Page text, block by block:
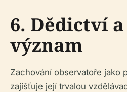
6. Dědictví
význam
Zachování observatoře jako
zajišťuje její trvalou